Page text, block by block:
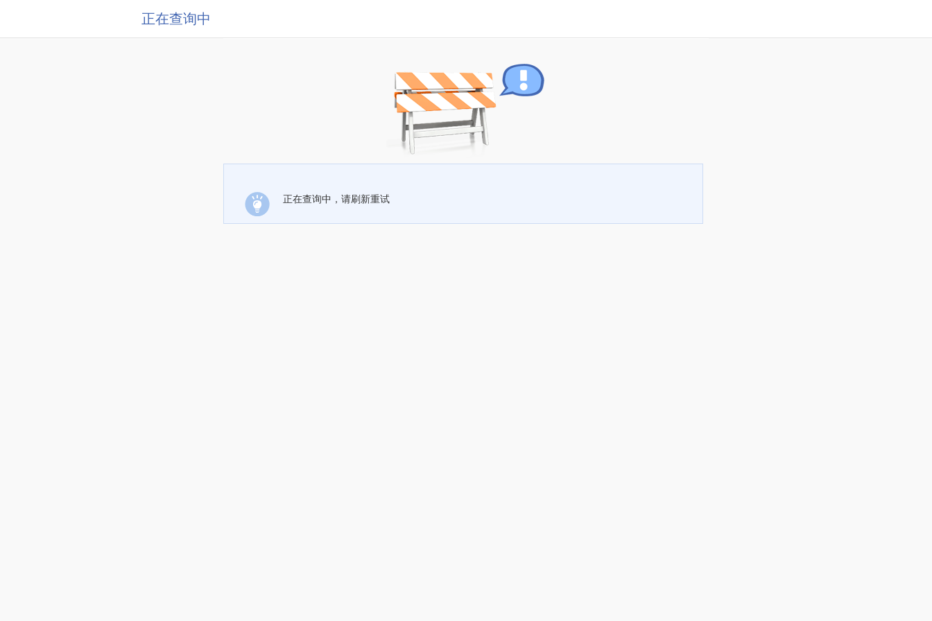
正在查询中
正在查询中，请刷新重试